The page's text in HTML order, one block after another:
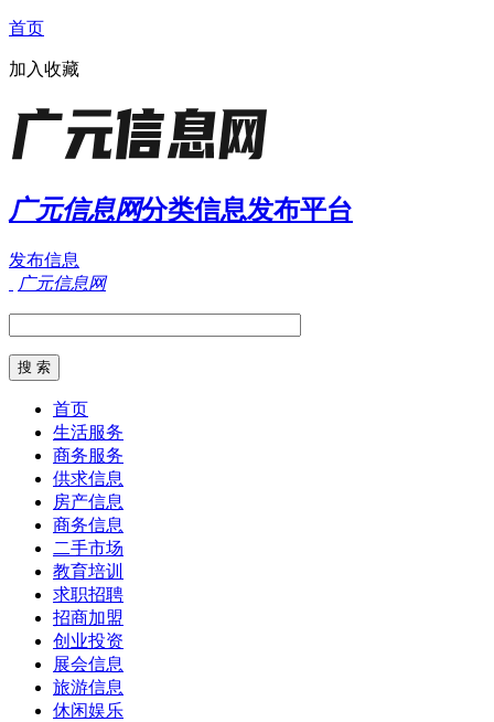
首页
加入收藏
广元信息网分类信息发布平台
发布信息
广元信息网
首页
生活服务
商务服务
供求信息
房产信息
商务信息
二手市场
教育培训
求职招聘
招商加盟
创业投资
展会信息
旅游信息
休闲娱乐